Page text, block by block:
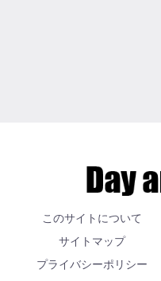
このサイトについて
サイトマップ
プライバシーポリシー